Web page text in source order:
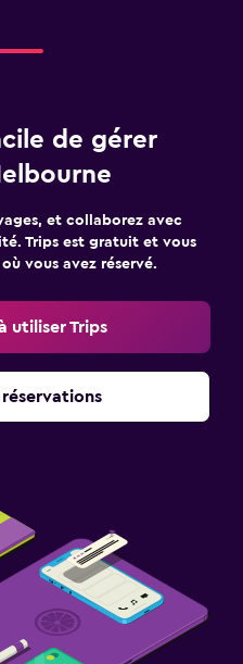
de gérer
et collaborez avec
Trips est gratuit et vous
vous avez réservé.
utiliser Trips